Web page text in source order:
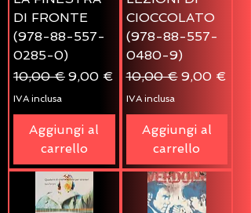
DI FRONTE
(978-88-557-
0285-0)
Prezzo regolare
10,00 € Prezzo scontato
9,00 €
IVA inclusa
Aggiungi al
carrello
CIOCCOLATO
(978-88-557-
0480-9)
Prezzo regolare
10,00 € Prezzo
9,00 €
IVA inclusa
Aggiungi al
carrello